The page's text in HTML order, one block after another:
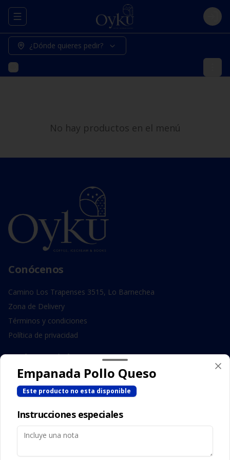
Abrir menu de navegación Login
¿Dónde quieres pedir?
No hay productos en el menú
Conócenos
Camino Los Trapenses 3515, Lo Barnechea
Zona de Delivery
Términos y condiciones
Política de privacidad
Redes sociales
Instagram
Facebook
Mi cuenta
Empanada Pollo Queso
Este producto no esta disponible
Instrucciones especiales